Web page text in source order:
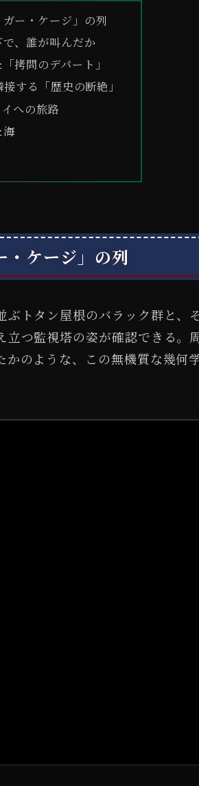
ー・ケージ」の列
、誰が叫んだか
拷問のデパート」
する「歴史の断絶」
への旅路
海
・ケージ」の列
トタン屋根のバラック群と、
つ監視塔の姿が確認できる。
のような、この無機質な幾何